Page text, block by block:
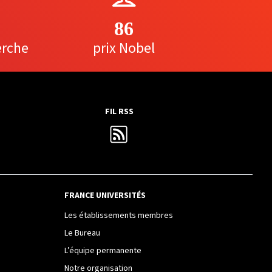
86
prix Nobel
FIL RSS
FRANCE UNIVERSITÉS
Les établissements membres
Le Bureau
L’équipe permanente
Notre organisation